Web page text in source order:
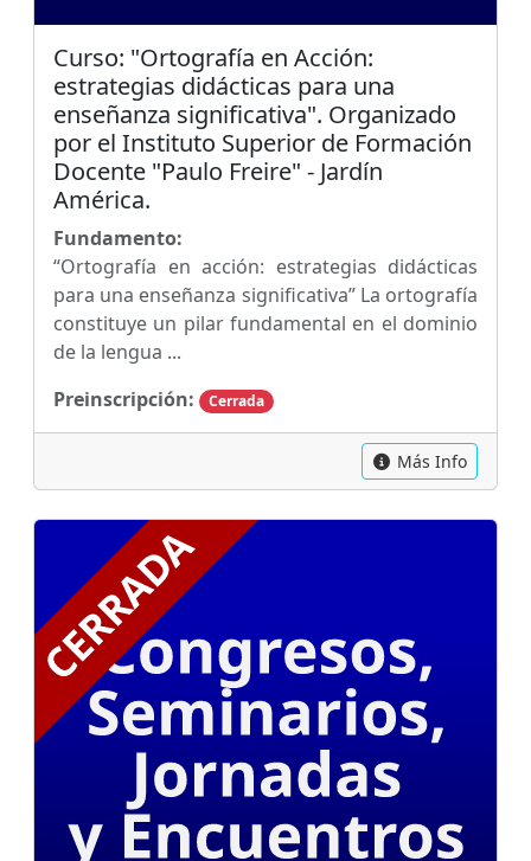
Curso: "Ortografía en Acción:
estrategias didácticas para una
enseñanza significativa". Organizado
por el Instituto Superior de Formación
Docente "Paulo Freire" - Jardín
América.
Fundamento:
“Ortografía en acción: estrategias didácticas
para una enseñanza significativa” La ortografía
constituye un pilar fundamental en el dominio
de la lengua ...
Preinscripción:
Cerrada
Más Info